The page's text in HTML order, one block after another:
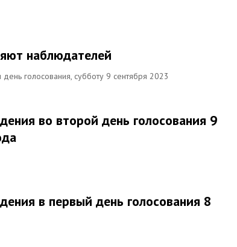
наблюдателей
голосования, субботу 9 сентября 2023
во второй день голосования 9
в первый день голосования 8